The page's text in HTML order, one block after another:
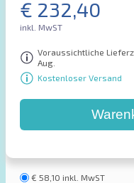
€ 232,40
inkl. MwST
Voraussichtliche
Aug.
Kostenloser Versand
€ 58,10 inkl. MwST